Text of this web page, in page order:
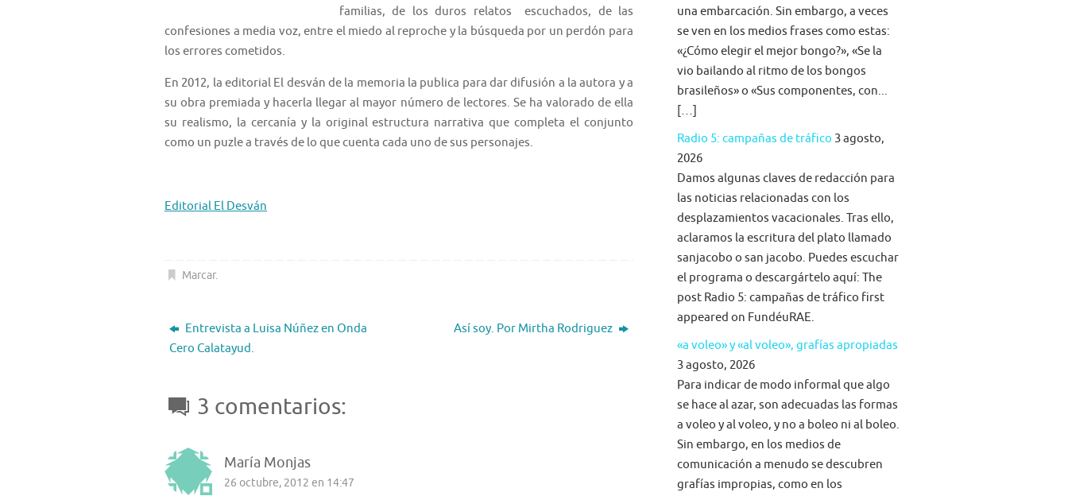
familias, de los duros relatos escuchados, de las
confesiones a media voz, entre el miedo al reproche y la búsqueda por un perdón para
los errores cometidos.
En 2012, la editorial El desván de la memoria la publica para dar difusión a la autora y a
su obra premiada y hacerla llegar al mayor número de lectores. Se ha valorado de ella
su realismo, la cercanía y la original estructura narrativa que completa el conjunto
como un puzle a través de lo que cuenta cada uno de sus personajes.
Editorial El Desván
Marcar.
Entrevista a Luisa Núñez en Onda
Cero Calatayud.
Así soy. Por Mirtha Rodriguez
3 comentarios:
María Monjas
26 octubre, 2012 en 14:47
una embarcación. Sin embargo, a veces
se ven en los medios frases como estas:
«¿Cómo elegir el mejor bongo?», «Se la
vio bailando al ritmo de los bongos
brasileños» o «Sus componentes, con...
[…]
Radio 5: campañas de tráfico 3 agosto,
2026
Damos algunas claves de redacción para
las noticias relacionadas con los
desplazamientos vacacionales. Tras ello,
aclaramos la escritura del plato llamado
sanjacobo o san jacobo. Puedes escuchar
el programa o descargártelo aquí: The
post Radio 5: campañas de tráfico first
appeared on FundéuRAE.
«a voleo» y «al voleo», grafías apropiadas
3 agosto, 2026
Para indicar de modo informal que algo
se hace al azar, son adecuadas las formas
a voleo y al voleo, y no a boleo ni al boleo.
Sin embargo, en los medios de
comunicación a menudo se descubren
grafías impropias, como en los